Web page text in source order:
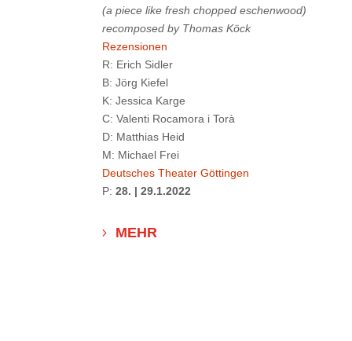
(a piece like fresh chopped eschenwood)
recomposed by Thomas Köck
Rezensionen
R: Erich Sidler
B: Jörg Kiefel
K: Jessica Karge
C: Valenti Rocamora i Torà
D: Matthias Heid
M: Michael Frei
Deutsches Theater Göttingen
P: 28. | 29.1.2022
MEHR